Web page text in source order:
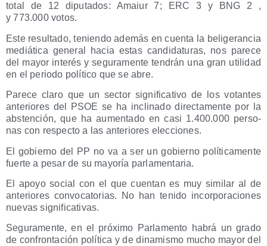
total de 12 dipu­tados: Amaiur 7; ERC 3 y BNG 2 ,
y 773.000 votos.
Este resul­ta­do, tenien­do ade­más en cuen­ta la beli­ge­ran­cia
mediá­ti­ca gene­ral hacia estas can­di­da­tu­ras, nos pare­ce
del mayor inte­rés y segu­ra­men­te ten­drán una gran uti­li­dad
en el perio­do polí­ti­co que se abre.
Pare­ce cla­ro que un sec­tor sig­ni­fi­ca­ti­vo de los votan­tes
ante­rio­res del PSOE se ha incli­na­do direc­ta­men­te por la
abs­ten­ción, que ha aumen­ta­do en casi 1.400.000 per­so­
nas con res­pec­to a las ante­rio­res elecciones.
El gobierno del PP no va a ser un gobierno polí­ti­ca­men­te
fuer­te a pesar de su mayo­ría parlamentaria.
El apo­yo social con el que cuen­tan es muy simi­lar al de
ante­rio­res con­vo­ca­to­rias. No han teni­do incor­po­ra­cio­nes
nue­vas significativas.
Segu­ra­men­te, en el pró­xi­mo Par­la­men­to habrá un gra­do
de con­fron­ta­ción polí­ti­ca y de dina­mis­mo mucho mayor del